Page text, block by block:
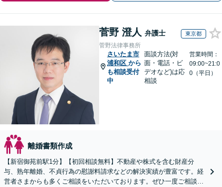
菅野 澄人 弁護士 東京都
菅野法律事務所
さいたま市
浦和区 から
も相談受付
中
面談方法(対
面・電話・ビ
デオなど)は応
相談
営業時間：
09:00~21:0
0（平日）
離婚書類作成
【新宿御苑前駅1分】【初回相談無料】不動産や株式を含む財産分
与、熟年離婚、不貞行為の慰謝料請求などの解決実績が豊富です。経
営者さまからも多くご相談をいただいております。ぜひ一度ご相談く